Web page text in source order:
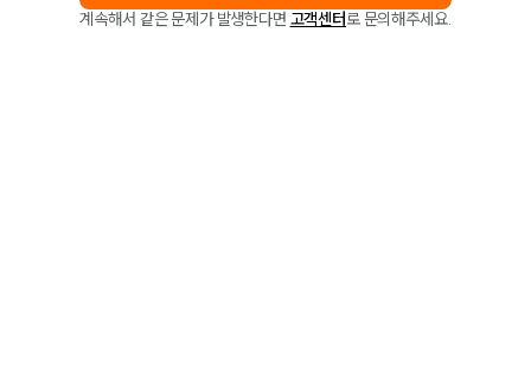
계속해서 같은 문제가 발생한다면 고객센터로 문의해주세요.